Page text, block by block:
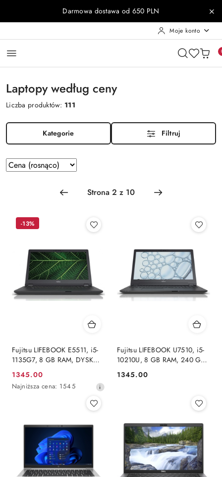
Przejdź do treści głównej
Przejdź do wyszukiwarki
Przejdź do moje konto
Przejdź do menu głównego
Przejdź do stopkiDarmowa dostawa od 650 PLN
Moje konto
Laptopy według ceny
Liczba produktów: 111
Kategorie Filtruj
Zastosowano
sortowanie:
Sortuj
według
Fujitsu LIFEBOOK E5511, i5-
1135G7, 8 GB RAM, DYSK
240 GB SSD, INTEL, FHD,
WINDOWS 11 PRO
Cena
promocyjna:
1345.00
Najniższa
przed
Najniższa cena: 1545
-13%
Fujitsu LIFEBOOK U7510, i5-
10210U, 8 GB RAM, 240 GB
SSD, FHD, Windows 11 Pro
Cena:
1345.00